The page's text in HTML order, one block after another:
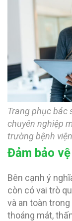
Trang phục bác
chuyên nghiệp
trường bệnh viện
Đảm bảo
Bên cạnh ý
còn có vai trò
và an toàn
thoáng mát,